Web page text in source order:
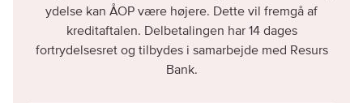
ydelse kan ÅOP være højere. Dette vil fremgå af
kreditaftalen. Delbetalingen har 14 dages
fortrydelsesret og tilbydes i samarbejde med Resurs